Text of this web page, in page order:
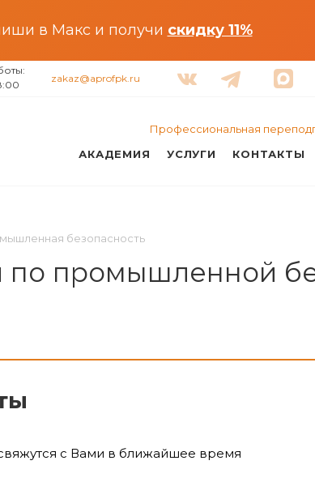
в Макс и получи скидку 11%
zakaz@aprofpk.ru
АКАДЕМИЯ УСЛУГИ КОНТАКТЫ
Профессиональная
безопасность
по промышленной
с Вами в ближайшее время